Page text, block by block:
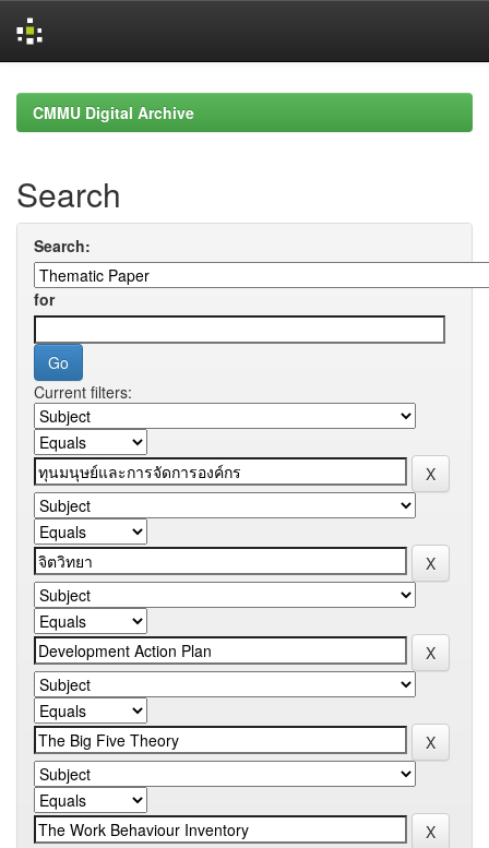
navigationCMMU Digital Archive
Search
Search:
for
Current filters: